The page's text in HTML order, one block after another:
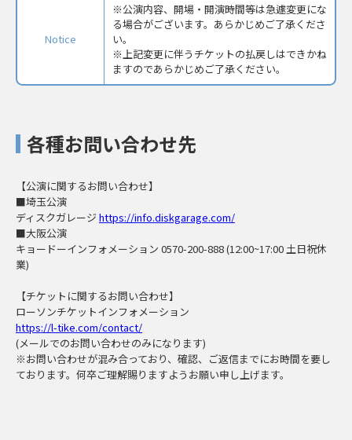
Notice
※公演内容、開場・開演時間等は急遽変更にな
る場合がございます。あらかじめご了承くださ
い。
※上記変更に伴うチケットの払戻しはできかね
ますのであらかじめご了承ください。
各種お問い合わせ先
【公演に関するお問い合わせ】
■埼玉公演
ディスクガレージ https://info.diskgarage.com/
■大阪公演
キョードーインフォメーション 0570-200-888 (12:00~17:00 土日祝休
業)
【チケットに関するお問い合わせ】
ローソンチケットインフォメーション
https://l-tike.com/contact/
(メールでのお問い合わせのみになります)
※お問い合わせが混み合っており、確認、ご返信までにお時間を要し
ております。何卒ご理解賜りますようお願い申し上げます。